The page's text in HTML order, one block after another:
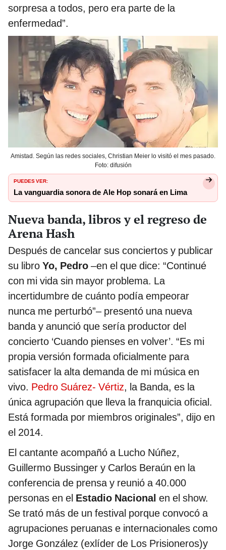
sorpresa a todos, pero era parte de la
enfermedad”.
Amistad. Según las redes sociales, Christian Meier lo visitó el mes pasado.
Foto: difusión
PUEDES VER:
La vanguardia sonora de Ale Hop sonará en Lima
Nueva banda, libros y el regreso de
Arena Hash
Después de cancelar sus conciertos y publicar
su libro Yo, Pedro –en el que dice: “Continué
con mi vida sin mayor problema. La
incertidumbre de cuánto podía empeorar
nunca me perturbó”– presentó una nueva
banda y anunció que sería productor del
concierto ‘Cuando pienses en volver’. “Es mi
propia versión formada oficialmente para
satisfacer la alta demanda de mi música en
vivo. Pedro Suárez- Vértiz, la Banda, es la
única agrupación que lleva la franquicia oficial.
Está formada por miembros originales”, dijo en
el 2014.
El cantante acompañó a Lucho Núñez,
Guillermo Bussinger y Carlos Beraún en la
conferencia de prensa y reunió a 40.000
personas en el Estadio Nacional en el show.
Se trató más de un festival porque convocó a
agrupaciones peruanas e internacionales como
Jorge González (exlíder de Los Prisioneros)y